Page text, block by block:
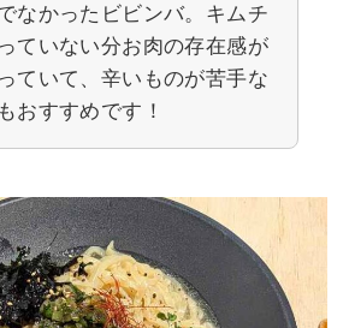
なかったビビンバ。キムチ
ていない分お肉の存在感が
ていて、辛いものが苦手な
おすすめです！